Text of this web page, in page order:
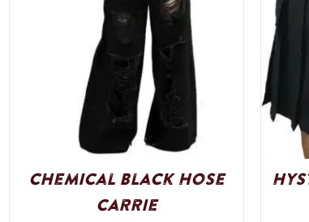
Chemical Black Hose
Carrie